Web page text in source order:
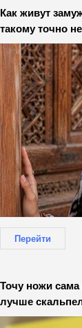
Как живут
такому точно
Перейти
Точу ножи сама
лучше